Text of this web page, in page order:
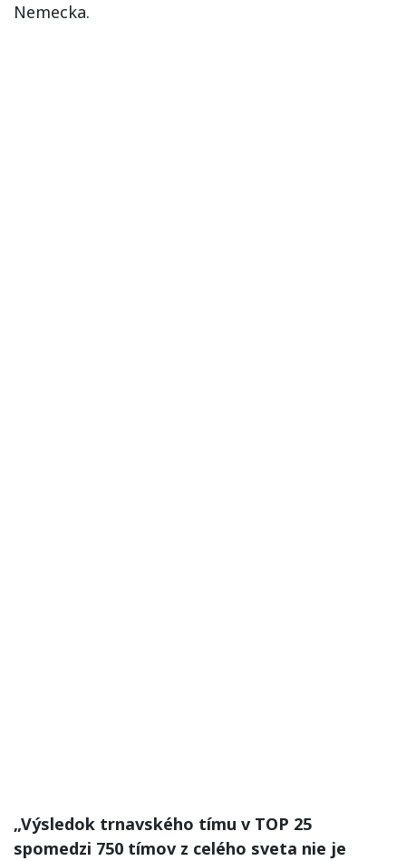
Nemecka.
„Výsledok trnavského tímu v TOP 25
spomedzi 750 tímov z celého sveta nie je